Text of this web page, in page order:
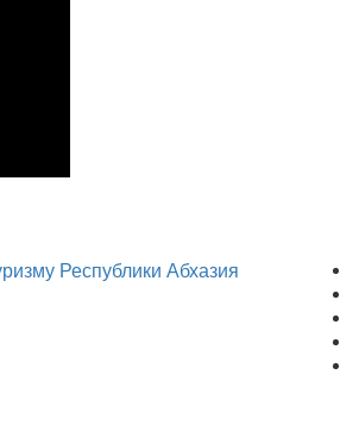
Республики Абхазия